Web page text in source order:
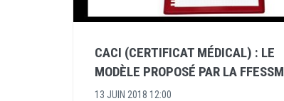
CACI (CERTIFICAT MÉDICAL) : LE
MODÈLE PROPOSÉ PAR LA FFESSM
13 JUIN 2018 12:00